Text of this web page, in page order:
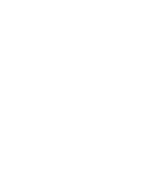
ঘটনায়